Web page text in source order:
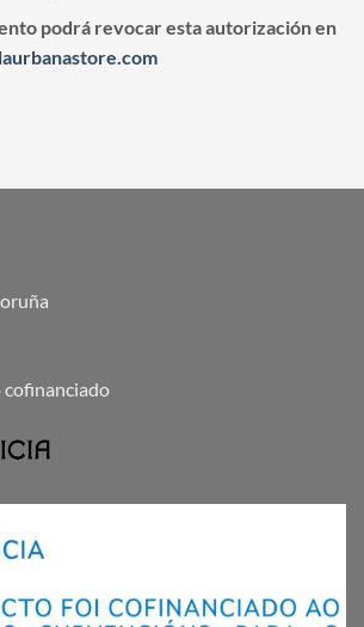
podrá revocar esta autorización en